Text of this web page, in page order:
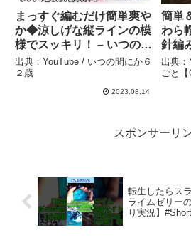
まっすぐ編むだけ簡単爽や
か◆涼しげな縦ラインの模
様でスッキリ！ – いつの間
にか６２歳
出典：YouTube / いつの間にか６
２歳
2023.08.14
簡単
わら
針編
しず
かな
出典：
ごと【
スポンサーリ
転生したらス
ライムゼリー
り実況】